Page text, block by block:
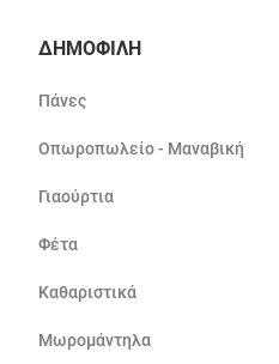
ΔΗΜΟΦΙΛΗ
Πάνες
Οπωροπωλείο - Μαναβική
Γιαούρτια
Φέτα
Καθαριστικά
Μωρομάντηλα